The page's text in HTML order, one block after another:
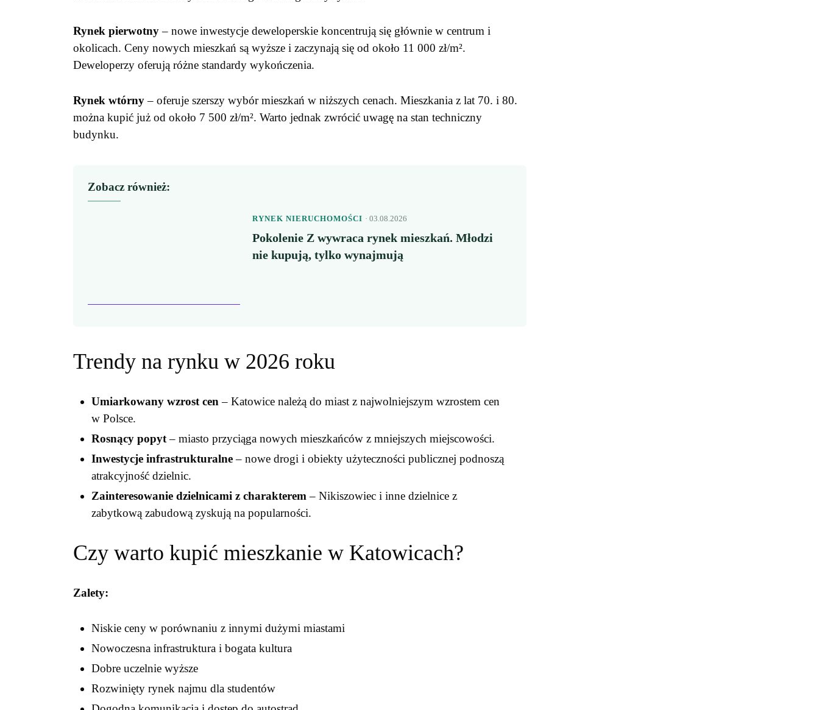
Rynek pierwotny– nowe inwestycje deweloperskie koncentrują się głównie w centrum i
okolicach. Ceny nowych mieszkań są wyższe i zaczynają się od około 11 000 zł/m².
Deweloperzy oferują różne standardy wykończenia.
Rynek wtórny– oferuje szerszy wybór mieszkań w niższych cenach. Mieszkania z lat 70. i 80.
można kupić już od około 7 500 zł/m². Warto jednak zwrócić uwagę na stan techniczny
budynku.
Zobacz również:
RYNEK NIERUCHOMOŚCI · 03.08.2026
Pokolenie Z wywraca rynek mieszkań. Młodzi
nie kupują, tylko wynajmują
Trendy na rynku w 2026 roku
Umiarkowany wzrost cen – Katowice należą do miast z najwolniejszym wzrostem cen
w Polsce.
Rosnący popyt– miasto przyciąga nowych mieszkańców z mniejszych miejscowości.
Inwestycje infrastrukturalne– nowe drogi i obiekty użyteczności publicznej podnoszą
atrakcyjność dzielnic.
Zainteresowanie dzielnicami z charakterem – Nikiszowiec i inne dzielnice z
zabytkową zabudową zyskują na popularności.
Czy warto kupić mieszkanie w Katowicach?
Zalety:
Niskie ceny w porównaniu z innymi dużymi miastami
Nowoczesna infrastruktura i bogata kultura
Dobre uczelnie wyższe
Rozwinięty rynek najmu dla studentów